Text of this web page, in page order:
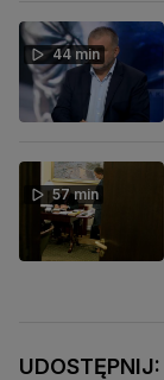
44 min
57 min
UDOSTĘPNIJ: